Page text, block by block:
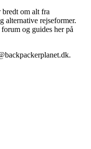
om alt fra
alternative rejseformer.
og guides her på